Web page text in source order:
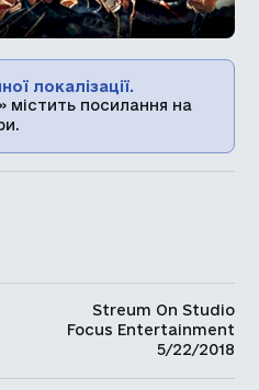
локалізації.
містить посилання на
Streum On Studio
Focus Entertainment
5/22/2018